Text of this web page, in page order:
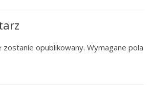
opublikowany. Wymagane pola